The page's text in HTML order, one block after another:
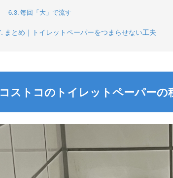
毎回「大」で流す
まとめ｜トイレットペーパーをつまらせない工夫
コストコのトイレットペーパーの